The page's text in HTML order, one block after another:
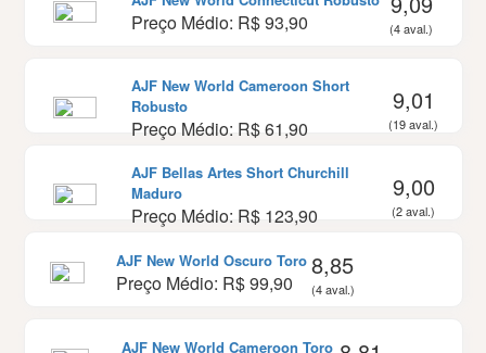
Preço Médio: R$ 93,90 (4 aval.)
AJF New World Cameroon Short
Robusto
Preço Médio: R$ 61,90
9,01
(19 aval.)
AJF Bellas Artes Short Churchill
Maduro
Preço Médio: R$ 123,90
9,00
(2 aval.)
AJF New World Oscuro Toro
Preço Médio: R$ 99,90
8,85
(4 aval.)
AJF New World Cameroon Toro